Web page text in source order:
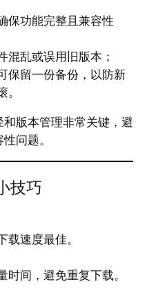
保功能完整且兼容性
混乱或误用旧版本；
保留一份备份，以防新
版本管理非常关键，避
问题。
技巧
速度最佳。
间，避免重复下载。